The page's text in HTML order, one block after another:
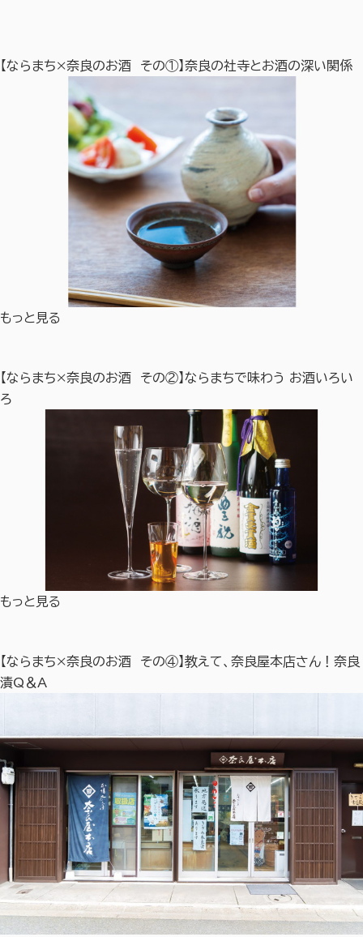
【ならまち×奈良のお酒 その①】奈良の社寺とお酒の深い関係
もっと見る
【ならまち×奈良のお酒 その②】ならまちで味わう お酒いろい
ろ
もっと見る
【ならまち×奈良のお酒 その④】教えて、奈良屋本店さん！奈良
漬Q＆A